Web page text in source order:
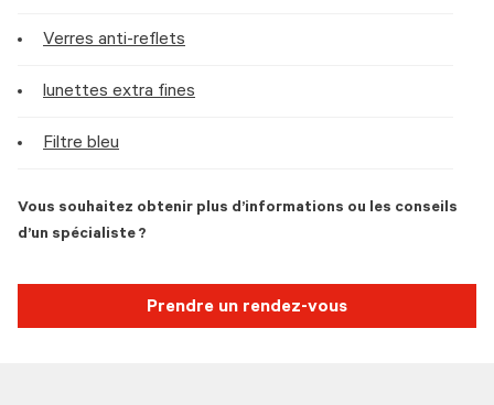
Verres anti-reflets
lunettes extra fines
Filtre bleu
Vous souhaitez obtenir plus d’informations ou les conseils
d’un spécialiste ?
Prendre un rendez-vous